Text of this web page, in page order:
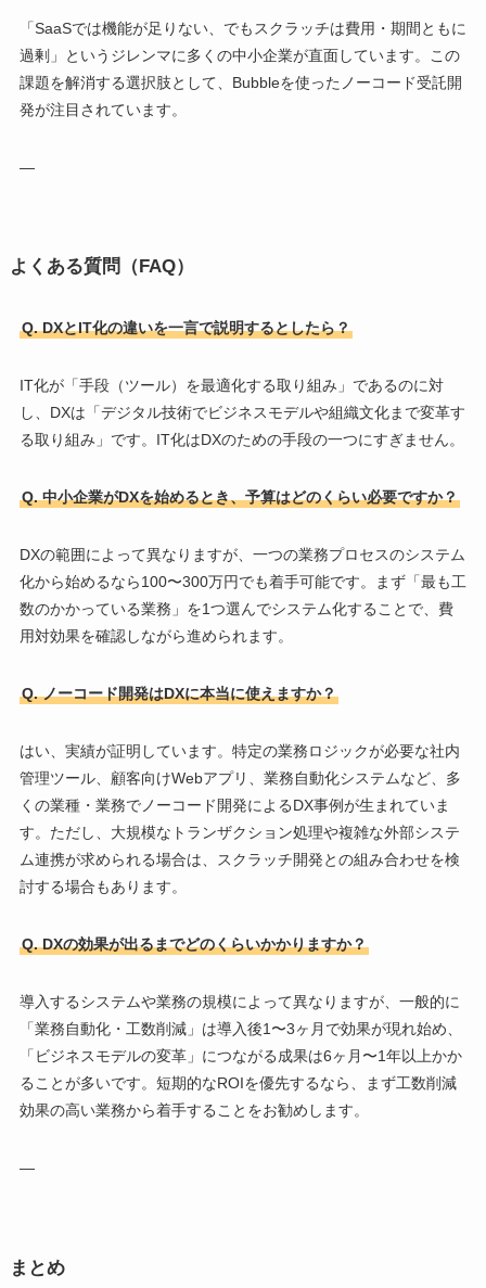
「SaaSでは機能が足りない、でもスクラッチは費用・期間ともに
過剰」というジレンマに多くの中小企業が直面しています。この
課題を解消する選択肢として、Bubbleを使ったノーコード受託開
発が注目されています。
—
よくある質問（FAQ）
Q. DXとIT化の違いを一言で説明するとしたら？
IT化が「手段（ツール）を最適化する取り組み」であるのに対
し、DXは「デジタル技術でビジネスモデルや組織文化まで変革す
る取り組み」です。IT化はDXのための手段の一つにすぎません。
Q. 中小企業がDXを始めるとき、予算はどのくらい必要ですか？
DXの範囲によって異なりますが、一つの業務プロセスのシステム
化から始めるなら100〜300万円でも着手可能です。まず「最も工
数のかかっている業務」を1つ選んでシステム化することで、費
用対効果を確認しながら進められます。
Q. ノーコード開発はDXに本当に使えますか？
はい、実績が証明しています。特定の業務ロジックが必要な社内
管理ツール、顧客向けWebアプリ、業務自動化システムなど、多
くの業種・業務でノーコード開発によるDX事例が生まれていま
す。ただし、大規模なトランザクション処理や複雑な外部システ
ム連携が求められる場合は、スクラッチ開発との組み合わせを検
討する場合もあります。
Q. DXの効果が出るまでどのくらいかかりますか？
導入するシステムや業務の規模によって異なりますが、一般的に
「業務自動化・工数削減」は導入後1〜3ヶ月で効果が現れ始め、
「ビジネスモデルの変革」につながる成果は6ヶ月〜1年以上かか
ることが多いです。短期的なROIを優先するなら、まず工数削減
効果の高い業務から着手することをお勧めします。
—
まとめ